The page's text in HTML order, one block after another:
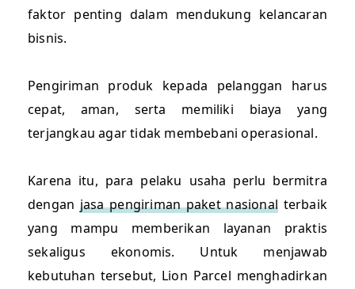
faktor penting dalam mendukung kelancaran
bisnis.
Pengiriman produk kepada pelanggan harus
cepat, aman, serta memiliki biaya yang
terjangkau agar tidak membebani operasional.
Karena itu, para pelaku usaha perlu bermitra
dengan jasa pengiriman paket nasional terbaik
yang mampu memberikan layanan praktis
sekaligus ekonomis. Untuk menjawab
kebutuhan tersebut, Lion Parcel menghadirkan